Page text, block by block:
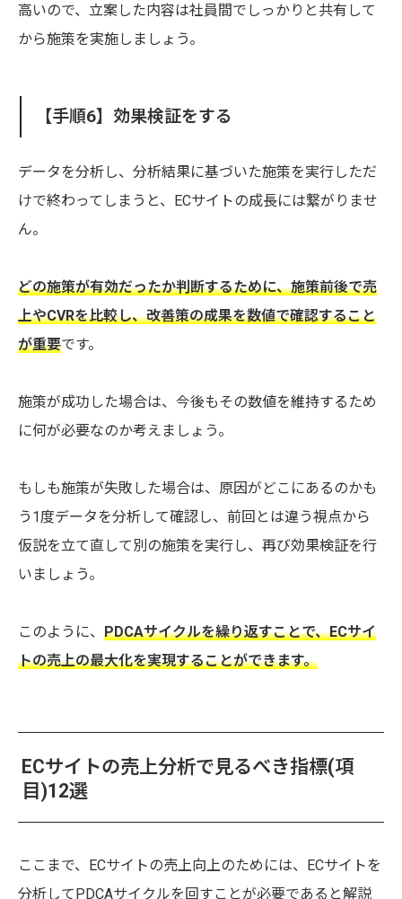
高いので、立案した内容は社員間でしっかりと共有して
から施策を実施しましょう。
【手順6】効果検証をする
データを分析し、分析結果に基づいた施策を実行しただ
けで終わってしまうと、ECサイトの成長には繋がりませ
ん。
どの施策が有効だったか判断するために、施策前後で売
上やCVRを比較し、改善策の成果を数値で確認すること
が重要です。
施策が成功した場合は、今後もその数値を維持するため
に何が必要なのか考えましょう。
もしも施策が失敗した場合は、原因がどこにあるのかも
う1度データを分析して確認し、前回とは違う視点から
仮説を立て直して別の施策を実行し、再び効果検証を行
いましょう。
このように、 PDCAサイクルを繰り返すことで、ECサイ
トの売上の最大化を実現することができます。
ECサイトの売上分析で見るべき指標(項
目)12選
ここまで、ECサイトの売上向上のためには、ECサイトを
分析してPDCAサイクルを回すことが必要であると解説